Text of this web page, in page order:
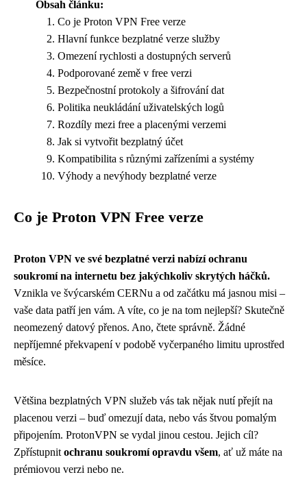
Obsah článku:
Co je Proton VPN Free verze
Hlavní funkce bezplatné verze služby
Omezení rychlosti a dostupných serverů
Podporované země v free verzi
Bezpečnostní protokoly a šifrování dat
Politika neukládání uživatelských logů
Rozdíly mezi free a placenými verzemi
Jak si vytvořit bezplatný účet
Kompatibilita s různými zařízeními a systémy
Výhody a nevýhody bezplatné verze
Co je Proton VPN Free verze
Proton VPN ve své bezplatné verzi nabízí ochranu
soukromí na internetu bez jakýchkoliv skrytých háčků.
Vznikla ve švýcarském CERNu a od začátku má jasnou misi –
vaše data patří jen vám. A víte, co je na tom nejlepší? Skutečně
neomezený datový přenos. Ano, čtete správně. Žádné
nepříjemné překvapení v podobě vyčerpaného limitu uprostřed
měsíce.
Většina bezplatných VPN služeb vás tak nějak nutí přejít na
placenou verzi – buď omezují data, nebo vás štvou pomalým
připojením. ProtonVPN se vydal jinou cestou. Jejich cíl?
Zpřístupnit ochranu soukromí opravdu všem, ať už máte na
prémiovou verzi nebo ne.